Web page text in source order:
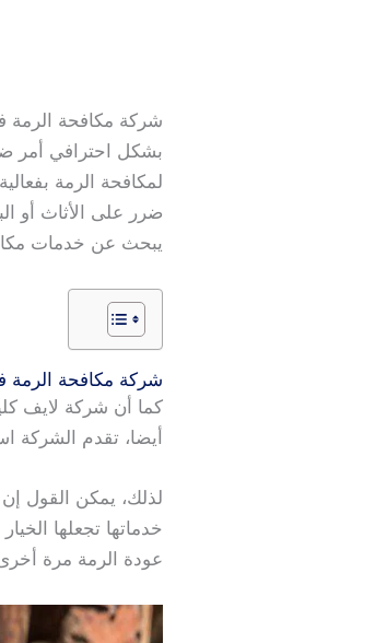
شركة مكافحة الرمة
بشكل احترافي أمر
لمكافحة الرمة
ضرر على الأثاث أو
يبحث عن خدمات
شركة مكافحة الرمة
كما أن شركة لايف
أيضا، تقدم
لذلك، يمكن القول
خدماتها تجعلها
عودة الرمة مرة